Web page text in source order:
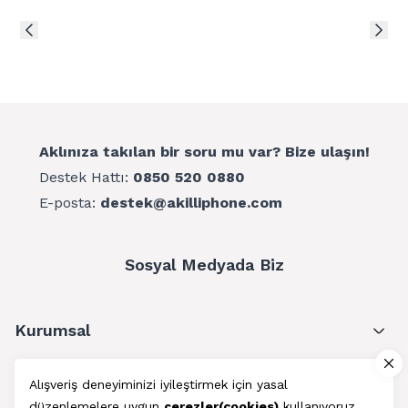
Alışveriş deneyiminizi iyileştirmek için yasal
Enerji verimliliği
Aklınıza takılan bir soru mu var? Bize ulaşın!
Destek Hattı: 0850 520 0880
E-posta: destek@akilliphone.com
Sosyal Medyada Biz
Kurumsal
Müşteri Hizmetleri